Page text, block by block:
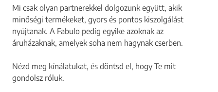
Mi csak olyan partnerekkel dolgozunk együtt, akik
minőségi termékeket, gyors és pontos kiszolgálást
nyújtanak. A Fabulo pedig egyike azoknak az
áruházaknak, amelyek soha nem hagynak cserben.
Nézd meg kínálatukat, és döntsd el, hogy Te mit
gondolsz róluk.